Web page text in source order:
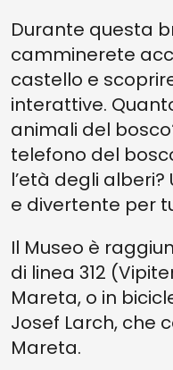
Durante questa
camminerete
castello e
interattive.
animali del
telefono del
l’età degli alberi?
e divertente per
Il Museo è
di linea 312
Mareta, o in
Josef Larch, che
Mareta.